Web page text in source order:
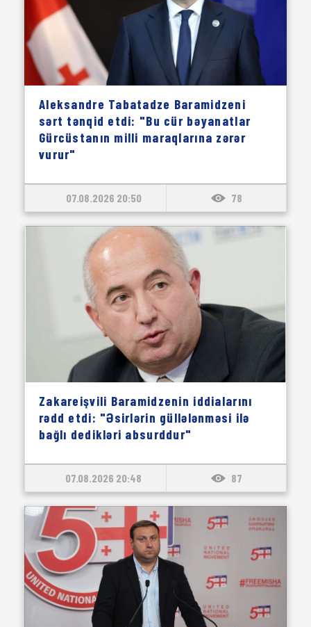
Aleksandre Tabatadze Baramidzeni
sərt tənqid etdi: "Bu cür bəyanatlar
Gürcüstanın milli maraqlarına zərər
vurur"
07.08.2026 20:50 78
Zakareişvili Baramidzenin iddialarını
rədd etdi: "Əsirlərin güllələnməsi ilə
bağlı dedikləri absurddur"
07.08.2026 20:48 87